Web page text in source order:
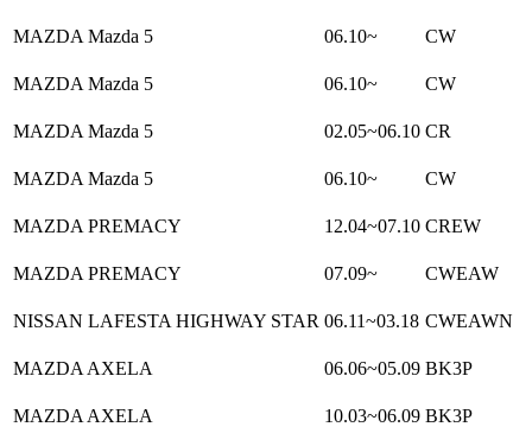
MAZDA Mazda 5 06.10~ CW
MAZDA Mazda 5 06.10~ CW
MAZDA Mazda 5 02.05~06.10 CR
MAZDA Mazda 5 06.10~ CW
MAZDA PREMACY 12.04~07.10 CREW
MAZDA PREMACY 07.09~ CWEAW
NISSAN LAFESTA HIGHWAY STAR 06.11~03.18 CWEAWN
MAZDA AXELA 06.06~05.09 BK3P
MAZDA AXELA 10.03~06.09 BK3P